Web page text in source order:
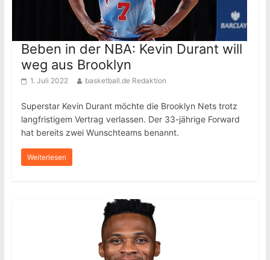
Beben in der NBA: Kevin Durant will
weg aus Brooklyn
1. Juli 2022 basketball.de Redaktion
Superstar Kevin Durant möchte die Brooklyn Nets trotz
langfristigem Vertrag verlassen. Der 33-jährige Forward
hat bereits zwei Wunschteams benannt.
Weiterlesen